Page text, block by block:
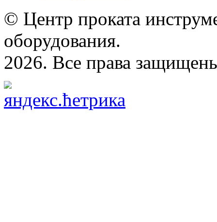
© Центр проката
оборудования.
2026. Все права